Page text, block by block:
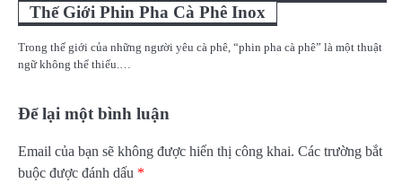
Thế Giới Phin Pha Cà Phê Inox
Trong thế giới của những người yêu cà phê, “phin pha cà phê” là một thuật
ngữ không thể thiếu.…
Để lại một bình luận
Email của bạn sẽ không được hiển thị công khai. Các trường bắt
buộc được đánh dấu *